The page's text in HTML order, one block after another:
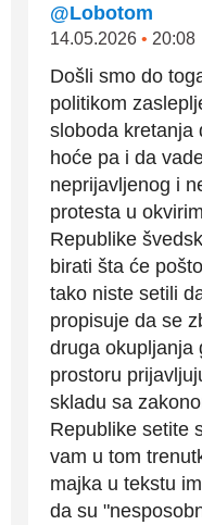
@Lobotom
14.05.2026 • 20:08
Došli smo do
politikom
sloboda kretanja
hoće pa i da
neprijavljenog i
protesta u
Republike
birati šta će
tako niste setili
propisuje da se
druga okupljanja
prostoru
skladu sa
Republike setite
vam u tom
majka u tekstu
da su